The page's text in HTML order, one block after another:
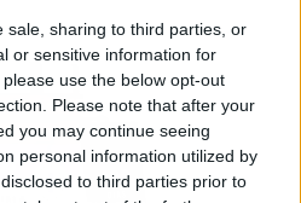
sale, sharing to third parties, or
or sensitive information for
use the below opt-out
Please note that after your
you may continue seeing
personal information utilized by
to third parties prior to